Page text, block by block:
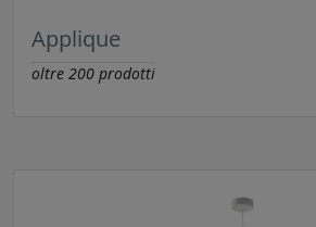
Applique
oltre 200 prodotti